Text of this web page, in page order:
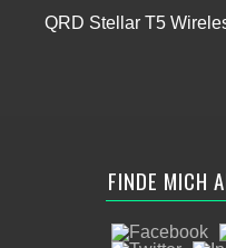
QRD Stellar T5
FINDE MICH